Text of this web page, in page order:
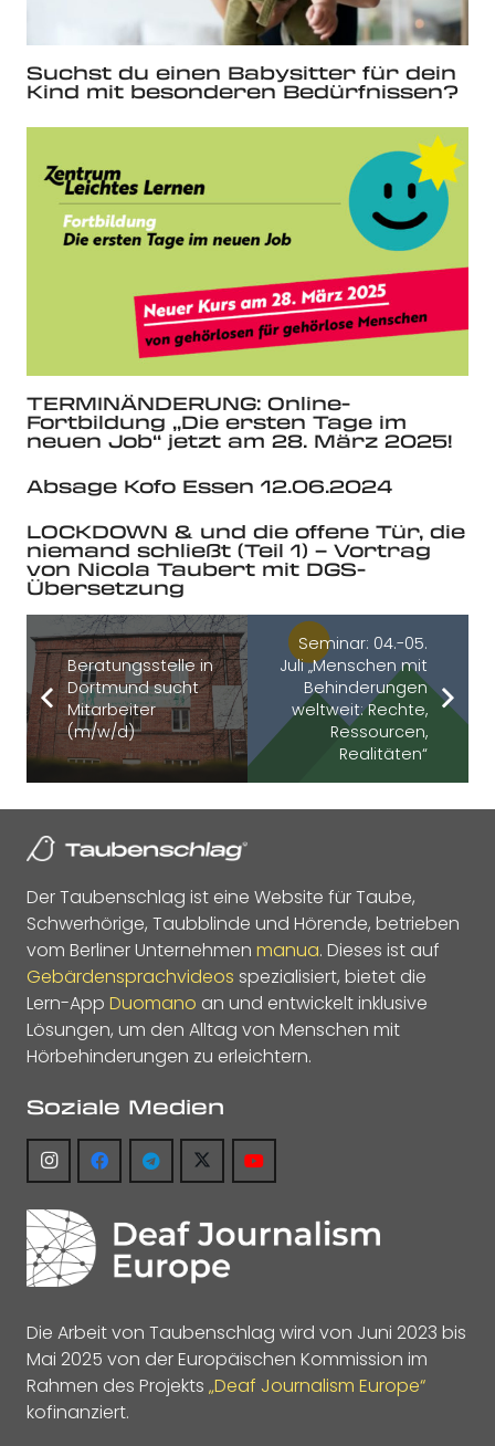
Suchst du einen Babysitter für dein
Kind mit besonderen Bedürfnissen?
TERMINÄNDERUNG: Online-
Fortbildung „Die ersten Tage im
neuen Job“ jetzt am 28. März 2025!
Absage Kofo Essen 12.06.2024
LOCKDOWN & und die offene Tür, die
niemand schließt (Teil 1) – Vortrag
von Nicola Taubert mit DGS-
Übersetzung
Beratungsstelle in
Dortmund sucht
Mitarbeiter
(m/w/d)
Seminar: 04.-05.
Juli „Menschen mit
Behinderungen
weltweit: Rechte,
Ressourcen,
Realitäten“
Der Taubenschlag ist eine Website für Taube,
Schwerhörige, Taubblinde und Hörende, betrieben
vom Berliner Unternehmen manua. Dieses ist auf
Gebärdensprachvideos spezialisiert, bietet die
Lern-App Duomano an und entwickelt inklusive
Lösungen, um den Alltag von Menschen mit
Hörbehinderungen zu erleichtern.
Soziale Medien
Die Arbeit von Taubenschlag wird von Juni 2023 bis
Mai 2025 von der Europäischen Kommission im
Rahmen des Projekts „Deaf Journalism Europe“
kofinanziert.